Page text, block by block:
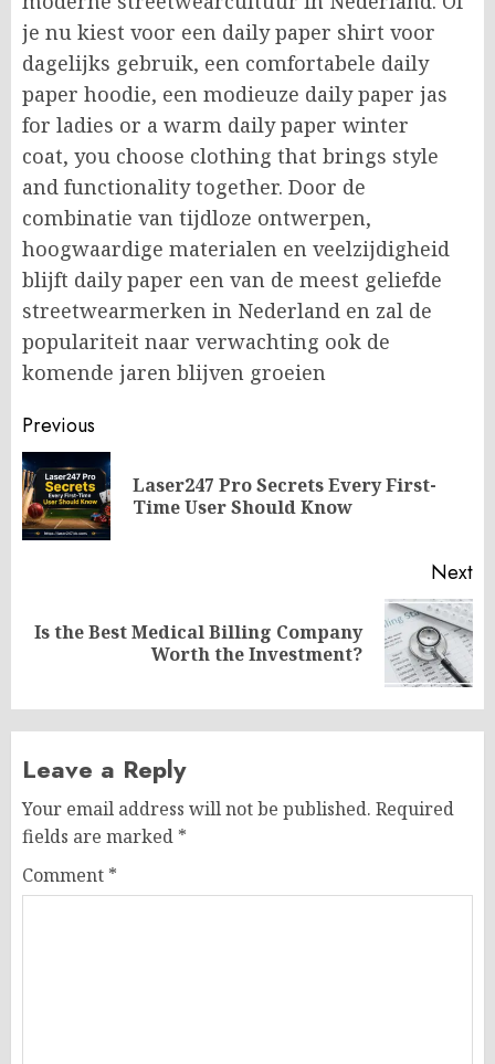
je nu kiest voor een daily paper shirt voor
dagelijks gebruik, een comfortabele daily
paper hoodie, een modieuze daily paper jas
for ladies or a warm daily paper winter
coat, you choose clothing that brings style
and functionality together. Door de
combinatie van tijdloze ontwerpen,
hoogwaardige materialen en veelzijdigheid
blijft daily paper een van de meest geliefde
streetwearmerken in Nederland en zal de
populariteit naar verwachting ook de
komende jaren blijven groeien
Post
navigation
Previous
Laser247 Pro Secrets Every First-
Time User Should Know
Next
Next
Is the Best Medical Billing Company
Worth the Investment?
Leave a Reply
Your email address will not be published. Required
fields are marked *
Comment *